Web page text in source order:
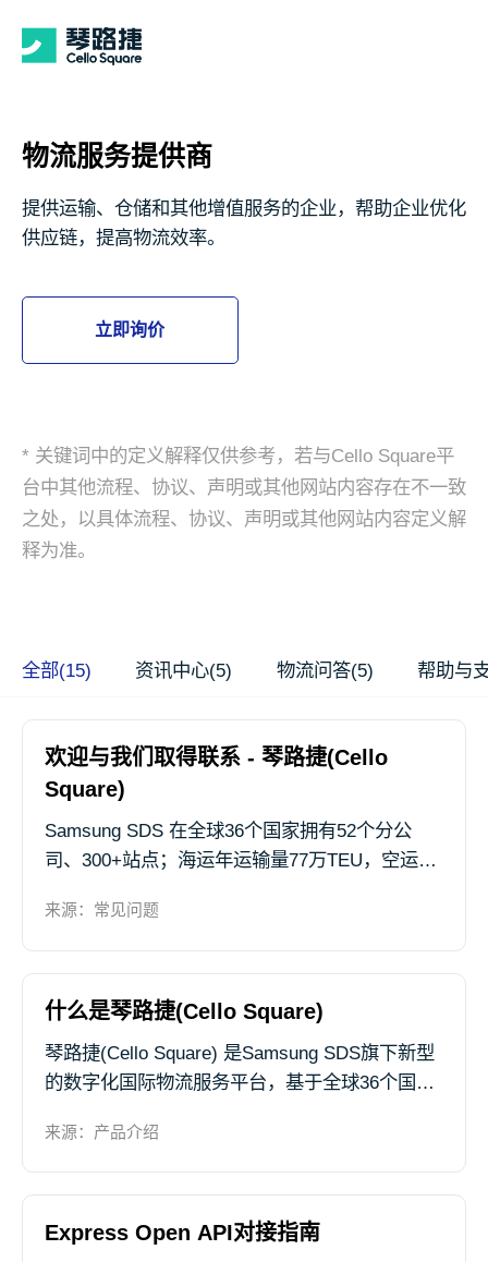
物流服务提供商
提供运输、仓储和其他增值服务的企业，帮助企业优化
供应链，提高物流效率。
立即询价
* 关键词中的定义解释仅供参考，若与Cello Square平
台中其他流程、协议、声明或其他网站内容存在不一致
之处，以具体流程、协议、声明或其他网站内容定义解
释为准。
全部(15) 资讯中心(5) 物流问答(5) 帮助与
欢迎与我们取得联系 - 琴路捷(Cello
Square)
Samsung SDS 在全球36个国家拥有52个分公
司、300+站点；海运年运输量77万TEU，空运年
备竞争优势，帮助客户的货物畅达全球，可提供
来源：常见问题
什么是琴路捷(Cello Square)
琴路捷(Cello Square) 是Samsung SDS旗下新型
的数字化国际物流服务平台，基于全球36个国
通过琴路捷(Cello Square) 可迅速便捷地查询报
来源：产品介绍
Express Open API对接指南